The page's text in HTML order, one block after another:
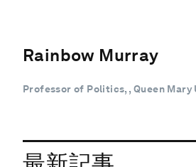
Rainbow Murray
Professor of Politics, , Queen